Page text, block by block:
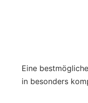
Eine
in besonders